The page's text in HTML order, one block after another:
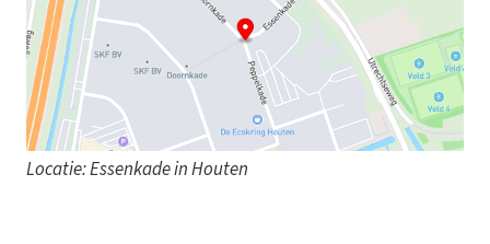
Locatie: Essenkade in Houten